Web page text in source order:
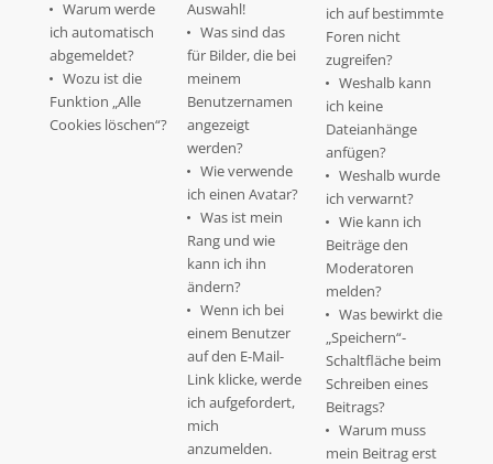
Warum werde
ich automatisch
abgemeldet?
Wozu ist die
Funktion „Alle
Cookies löschen“?
Auswahl!
Was sind das
für Bilder, die bei
meinem
Benutzernamen
angezeigt
werden?
Wie verwende
ich einen Avatar?
Was ist mein
Rang und wie
kann ich ihn
ändern?
Wenn ich bei
einem Benutzer
auf den E-Mail-
Link klicke, werde
ich aufgefordert,
mich
anzumelden.
ich auf bestimmte
Foren nicht
zugreifen?
Weshalb kann
ich keine
Dateianhänge
anfügen?
Weshalb wurde
ich verwarnt?
Wie kann ich
Beiträge den
Moderatoren
melden?
Was bewirkt die
„Speichern“-
Schaltfläche beim
Schreiben eines
Beitrags?
Warum muss
mein Beitrag erst